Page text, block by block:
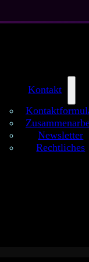
Kontakt
Newsletter
Rechtliches